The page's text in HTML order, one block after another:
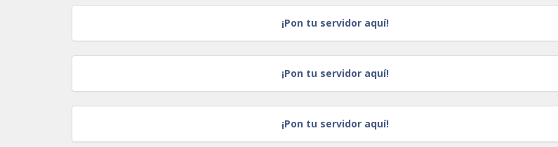
¡Pon tu servidor aquí!
¡Pon tu servidor aquí!
¡Pon tu servidor aquí!